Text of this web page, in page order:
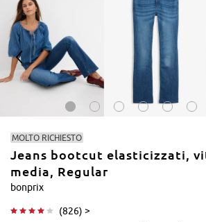
<
MOLTO RICHIESTO
Jeans bootcut elasticizzati,
media, Regular
bonprix
(826) >